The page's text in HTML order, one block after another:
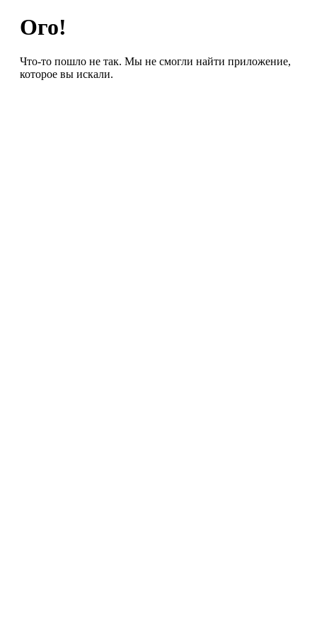
Ого!
Что-то пошло не так. Мы не смогли найти приложение,
которое вы искали.